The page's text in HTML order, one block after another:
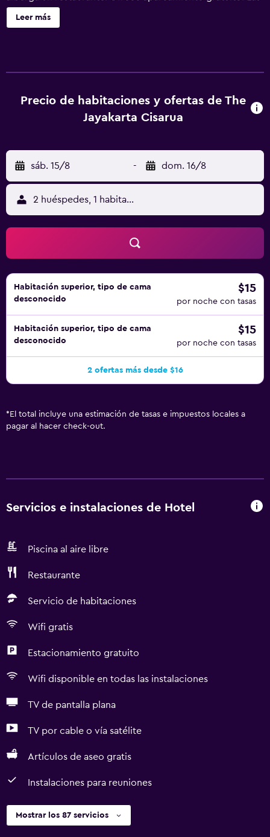
habitaciones del The Jayakarta Cisarua ofrecen vistas al
jardín, TV vía satélite y set de té y café. Ofrece servicio de
Leer más
Precio de habitaciones y ofertas de The
Jayakarta Cisarua
sáb. 15/8 - dom. 16/8
2 huéspedes, 1 habitación
Habitación superior, tipo de cama
desconocido
$15
por noche con tasas
Habitación superior, tipo de cama
desconocido
$15
por noche con tasas
2 ofertas más desde $16
* El total incluye una estimación de tasas e impuestos locales a
pagar al hacer check-out.
Servicios e instalaciones de Hotel
Piscina al aire libre
Restaurante
Servicio de habitaciones
Wifi gratis
Estacionamiento gratuito
Wifi disponible en todas las instalaciones
TV de pantalla plana
TV por cable o vía satélite
Artículos de aseo gratis
Instalaciones para reuniones
Mostrar los 87 servicios